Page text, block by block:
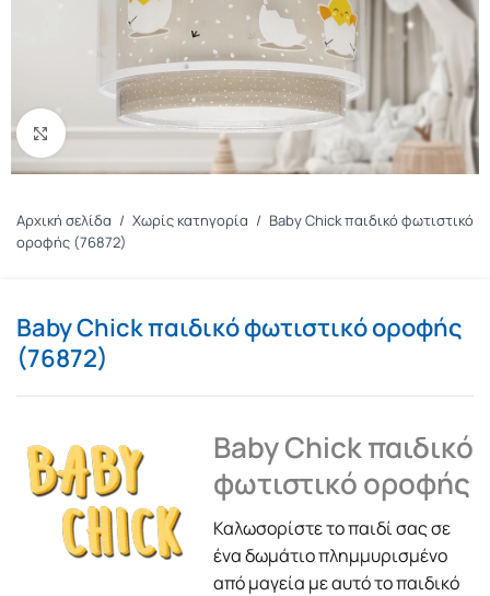
Πατήστε για μεγέθυνση
Αρχική σελίδα / Χωρίς κατηγορία / Baby Chick παιδικό φωτιστικό
οροφής (76872)
Baby Chick παιδικό φωτιστικό οροφής
(76872)
Baby Chick παιδικό
φωτιστικό οροφής
Καλωσορίστε το παιδί σας σε
ένα δωμάτιο πλημμυρισμένο
από μαγεία με αυτό το παιδικό